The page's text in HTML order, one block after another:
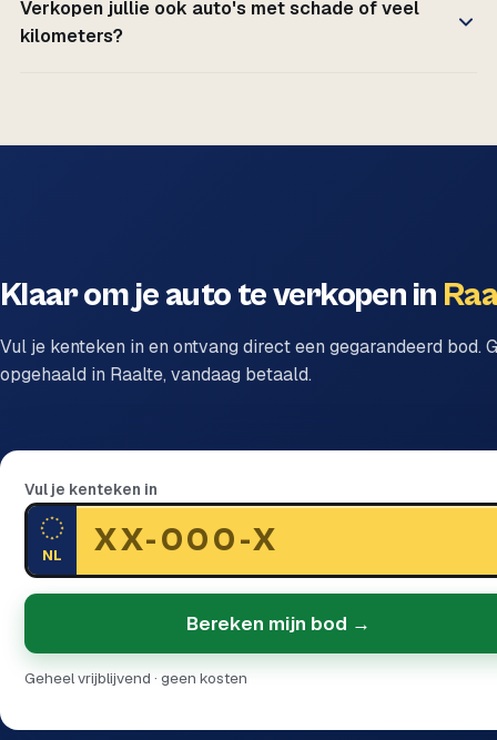
Verkopen jullie ook auto's met schade of veel
kilometers?
Klaar om je auto te verkopen in
Vul je kenteken in en ontvang direct een gegarandeerd bod.
opgehaald in Raalte, vandaag betaald.
Vul je kenteken in
NL
Bereken mijn bod →
Geheel vrijblijvend · geen kosten